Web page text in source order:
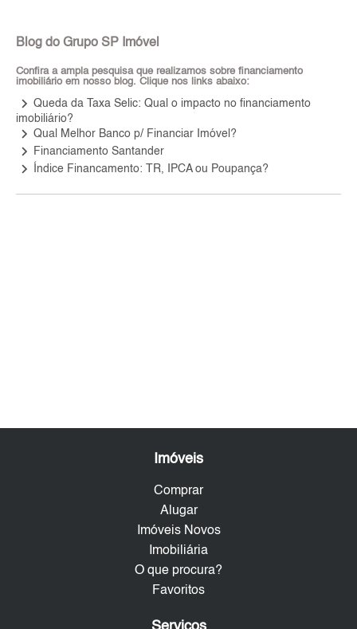
Blog do Grupo SP Imóvel
Confira a ampla pesquisa que realizamos sobre financiamento
imobiliário em nosso blog. Clique nos links abaixo:
keyboard_arrow_right Queda da Taxa Selic: Qual o impacto no financiamento
imobiliário?
keyboard_arrow_right Qual Melhor Banco p/ Financiar Imóvel?
keyboard_arrow_right Financiamento Santander
keyboard_arrow_right Índice Financamento: TR, IPCA ou Poupança?
Imóveis
Comprar
Alugar
Imóveis Novos
Imobiliária
O que procura?
Favoritos